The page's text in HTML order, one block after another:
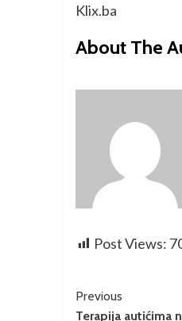
Klix.ba
About The
Post Views:
Previous
Terapija autićima